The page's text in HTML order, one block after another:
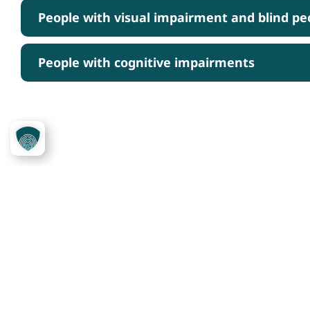
People with visual impairment and blind
People with cognitive impairments